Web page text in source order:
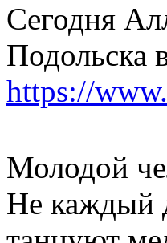
Сегодня
Подольска
https://
Молодой
Не каждый